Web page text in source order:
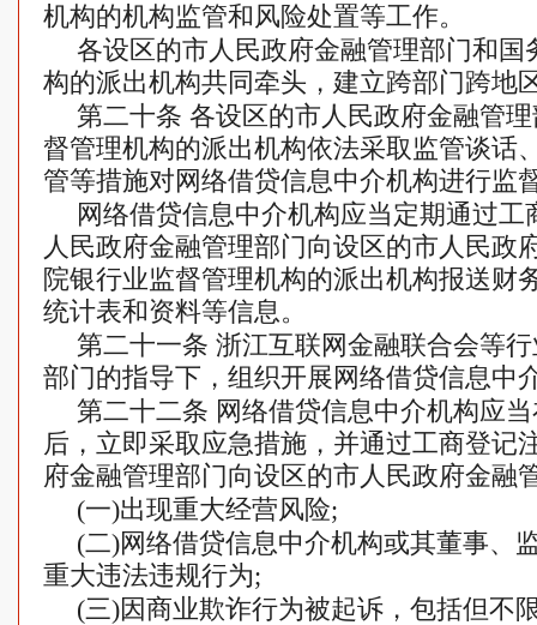
机构的机构监管和风险处置等工作。
各设区的市人民政府金融管理部门和国
构的派出机构共同牵头，建立跨部门跨地
第二十条 各设区的市人民政府金融管
督管理机构的派出机构依法采取监管谈话
管等措施对网络借贷信息中介机构进行监
网络借贷信息中介机构应当定期通过
人民政府金融管理部门向设区的市人民政
院银行业监督管理机构的派出机构报送财
统计表和资料等信息。
第二十一条 浙江互联网金融联合会等
部门的指导下，组织开展网络借贷信息中
第二十二条 网络借贷信息中介机构应
后，立即采取应急措施，并通过工商登记
府金融管理部门向设区的市人民政府金融
(一)出现重大经营风险;
(二)网络借贷信息中介机构或其董事、
重大违法违规行为;
(三)因商业欺诈行为被起诉，包括但不